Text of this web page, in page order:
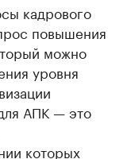
кадрового
повышения
можно
уровня
АПК — это
которых